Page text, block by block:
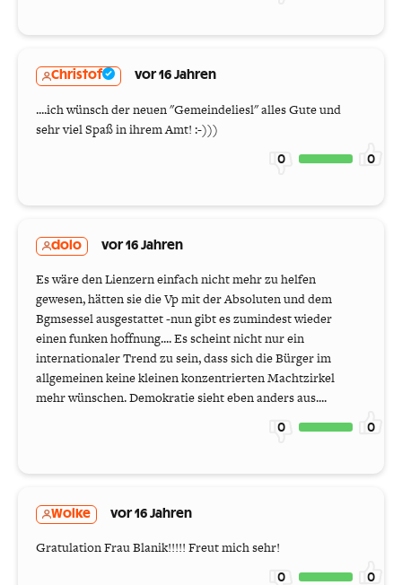
Christof vor 16 Jahren
....ich wünsch der neuen "Gemeindeliesl" alles Gute und
sehr viel Spaß in ihrem Amt! :-)))
0 0
dolo vor 16 Jahren
Es wäre den Lienzern einfach nicht mehr zu helfen
gewesen, hätten sie die Vp mit der Absoluten und dem
Bgmsessel ausgestattet -nun gibt es zumindest wieder
einen funken hoffnung.... Es scheint nicht nur ein
internationaler Trend zu sein, dass sich die Bürger im
allgemeinen keine kleinen konzentrierten Machtzirkel
mehr wünschen. Demokratie sieht eben anders aus....
0 0
Wolke vor 16 Jahren
Gratulation Frau Blanik!!!!! Freut mich sehr!
0 0